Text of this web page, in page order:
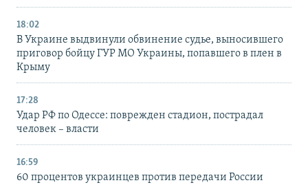
18:02
В Украине выдвинули обвинение судье, выносившего
приговор бойцу ГУР МО Украины, попавшего в плен в
Крыму
17:28
Удар РФ по Одессе: поврежден стадион, пострадал
человек – власти
16:59
60 процентов украинцев против передачи России